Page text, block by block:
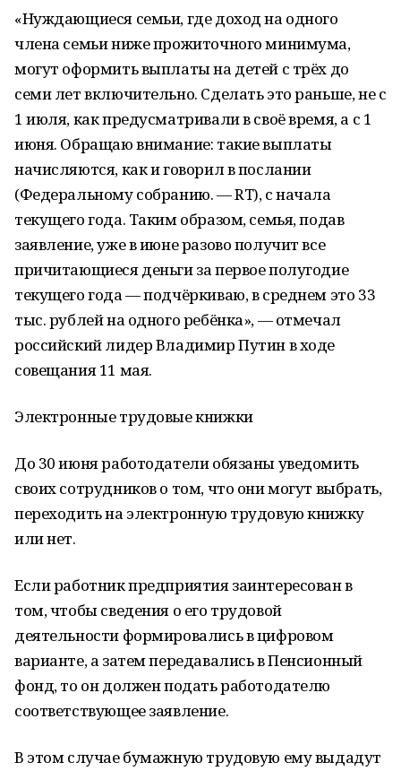
«Нуждающиеся семьи, где доход на одного
члена семьи ниже прожиточного минимума,
могут оформить выплаты на детей с трёх до
семи лет включительно. Сделать это раньше, не с
1 июля, как предусматривали в своё время, а с 1
июня. Обращаю внимание: такие выплаты
начисляются, как и говорил в послании
(Федеральному собранию. — RT), с начала
текущего года. Таким образом, семья, подав
заявление, уже в июне разово получит все
причитающиеся деньги за первое полугодие
текущего года — подчёркиваю, в среднем это 33
тыс. рублей на одного ребёнка», — отмечал
российский лидер Владимир Путин в ходе
совещания 11 мая.
Электронные трудовые книжки
До 30 июня работодатели обязаны уведомить
своих сотрудников о том, что они могут выбрать,
переходить на электронную трудовую книжку
или нет.
Если работник предприятия заинтересован в
том, чтобы сведения о его трудовой
деятельности формировались в цифровом
варианте, а затем передавались в Пенсионный
фонд, то он должен подать работодателю
соответствующее заявление.
В этом случае бумажную трудовую ему выдадут